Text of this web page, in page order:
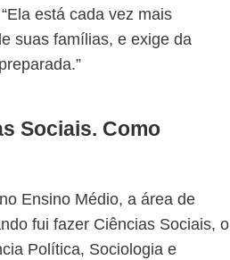
está cada vez mais
suas famílias, e exige da
Sociais. Como
Ensino Médio, a área de
fui fazer Ciências Sociais, o
Política, Sociologia e